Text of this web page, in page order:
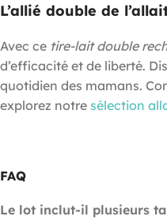
L’allié double de
Avec ce tire-lait double
d’efficacité et de liberté.
quotidien des mamans.
explorez notre sélection
FAQ
Le lot inclut-il plusieurs